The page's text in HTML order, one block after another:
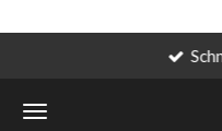
springen